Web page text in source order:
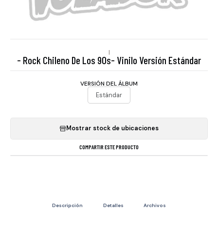
|
- Rock Chileno De Los 90s- Vinilo Versión Estándar
VERSIÓN DEL ÁLBUM
Estándar
Mostrar stock de ubicaciones
COMPARTIR ESTE PRODUCTO
Descripción Detalles Archivos